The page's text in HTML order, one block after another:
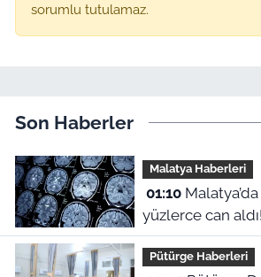
sorumlu tutulamaz.
Son Haberler
Malatya Haberleri
01:10Malatya’da son 4 yılda
yüzlerce can
duyu organı
veriler
Pütürge Haberleri